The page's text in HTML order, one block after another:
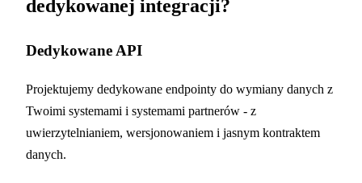
dedykowanej integracji?
Dedykowane API
Projektujemy dedykowane endpointy do wymiany danych z
Twoimi systemami i systemami partnerów - z
uwierzytelnianiem, wersjonowaniem i jasnym kontraktem
danych.